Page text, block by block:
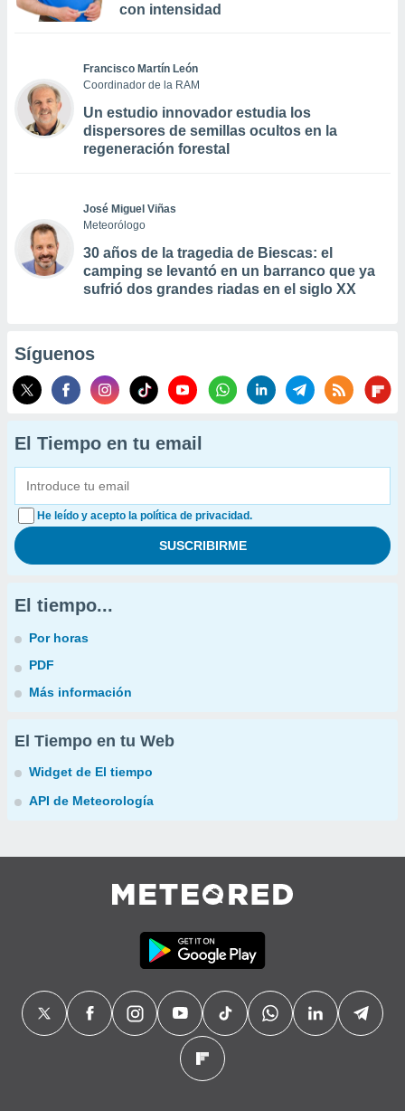
con intensidad
Francisco Martín León
Coordinador de la RAM
Un estudio innovador estudia los
dispersores de semillas ocultos en la
regeneración forestal
José Miguel Viñas
Meteorólogo
30 años de la tragedia de Biescas: el
camping se levantó en un barranco que ya
sufrió dos grandes riadas en el siglo XX
Síguenos
El Tiempo en tu email
He leído y acepto la política de privacidad.
El tiempo...
Por horas
PDF
Más información
El Tiempo en tu Web
Widget de El tiempo
API de Meteorología